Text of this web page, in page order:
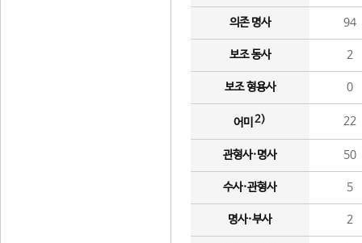
의존 명사 94
보조 동사 2
보조 형용사 0
어미 2) 22
관형사·명사 50
수사·관형사 5
명사·부사 2